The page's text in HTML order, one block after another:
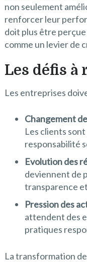
non seulement
renforcer leur
doit plus être
comme un levier de
Les défis à
Les entreprises
Changement
Les clients
responsabilité
Evolution des
deviennent de
transparence
Pression des
attendent des
pratiques
La transformation